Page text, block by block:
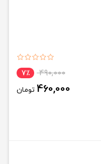
490,000 7٪
460,000 تومان